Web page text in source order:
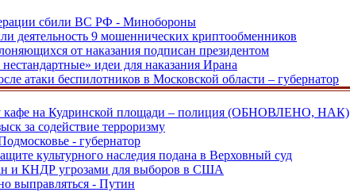
сбили ВС РФ - Минобороны
9 мошеннических криптообменников
от наказания подписан президентом
идеи для наказания Ирана
атаки беспилотников в Московской области – губернатор
у кафе на Кудринской площади – полиция (ОБНОВЛЕНО, НАК)
за содействие терроризму
- губернатор
культурного наследия подана в Верховный суд
и КНДР угрозами для выборов в США
выправляться - Путин